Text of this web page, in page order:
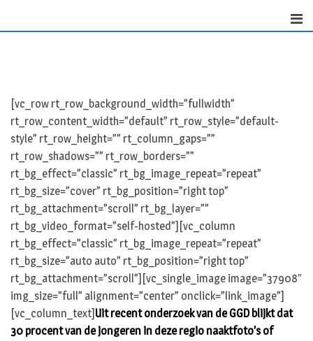
[vc_row rt_row_background_width=”fullwidth”
rt_row_content_width=”default” rt_row_style=”default-
style” rt_row_height=”” rt_column_gaps=””
rt_row_shadows=”” rt_row_borders=””
rt_bg_effect=”classic” rt_bg_image_repeat=”repeat”
rt_bg_size=”cover” rt_bg_position=”right top”
rt_bg_attachment=”scroll” rt_bg_layer=””
rt_bg_video_format=”self-hosted”][vc_column
rt_bg_effect=”classic” rt_bg_image_repeat=”repeat”
rt_bg_size=”auto auto” rt_bg_position=”right top”
rt_bg_attachment=”scroll”][vc_single_image image=”37908″
img_size=”full” alignment=”center” onclick=”link_image”]
[vc_column_text] Uit recent onderzoek van de GGD blijkt dat
30 procent van de jongeren in deze regio naaktfoto’s of